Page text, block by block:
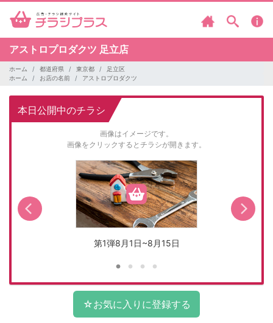
アストロプロダクツ 足立店
ホーム 都道府県 東京都
足立区
ホーム
お店の名前 アストロプロダクツ
本日公開中のチラシ
画像はイメージです。
画像をクリックするとチラシが開きます。
第1弾8月1日~8月15日